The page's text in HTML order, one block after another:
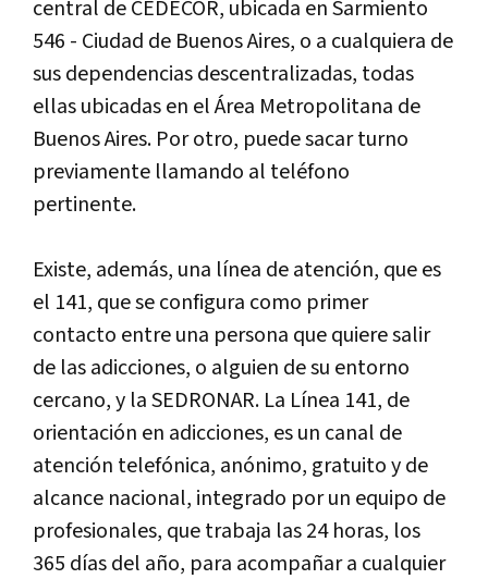
central de CEDECOR, ubicada en Sarmiento
546 - Ciudad de Buenos Aires, o a cualquiera de
sus dependencias descentralizadas, todas
ellas ubicadas en el Área Metropolitana de
Buenos Aires. Por otro, puede sacar turno
previamente llamando al teléfono
pertinente.
Existe, además, una línea de atención, que es
el 141, que se configura como primer
contacto entre una persona que quiere salir
de las adicciones, o alguien de su entorno
cercano, y la SEDRONAR. La Línea 141, de
orientación en adicciones, es un canal de
atención telefónica, anónimo, gratuito y de
alcance nacional, integrado por un equipo de
profesionales, que trabaja las 24 horas, los
365 días del año, para acompañar a cualquier